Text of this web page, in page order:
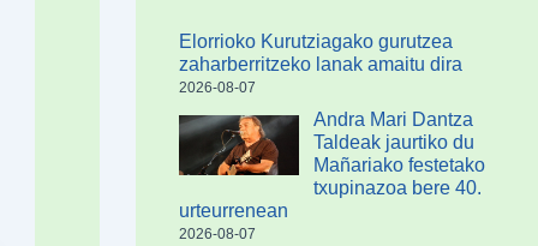
Elorrioko Kurutziagako gurutzea
zaharberritzeko lanak amaitu dira
2026-08-07
Andra Mari Dantza
Taldeak jaurtiko du
Mañariako festetako
txupinazoa bere 40.
urteurrenean
2026-08-07